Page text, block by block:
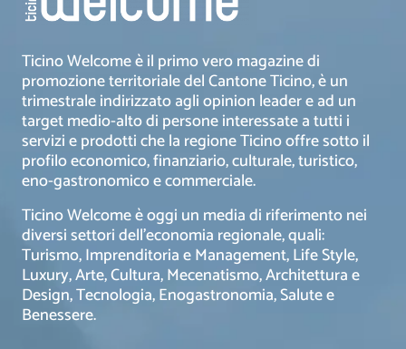
Ticino Welcome è il primo vero magazine di
promozione territoriale del Cantone Ticino, è un
trimestrale indirizzato agli opinion leader e ad un
target medio-alto di persone interessate a tutti i
servizi e prodotti che la regione Ticino offre sotto il
profilo economico, finanziario, culturale, turistico,
eno-gastronomico e commerciale.
Ticino Welcome è oggi un media di riferimento nei
diversi settori dell’economia regionale, quali:
Turismo, Imprenditoria e Management, Life Style,
Luxury, Arte, Cultura, Mecenatismo, Architettura e
Design, Tecnologia, Enogastronomia, Salute e
Benessere.